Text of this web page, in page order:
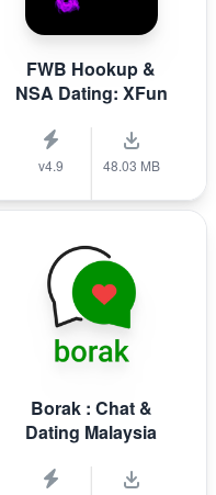
FWB Hookup &
NSA Dating: XFun
v4.9 48.03 MB
Borak : Chat &
Dating Malaysia